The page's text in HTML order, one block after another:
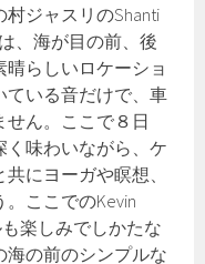
ジャスリのShanti
、海が目の前、後
らしいロケーショ
ている音だけで、車
ん。ここで８日
く味わいながら、ケ
にヨーガや瞑想、
ここでのKevin
楽しみでしかたな
海の前のシンプルな